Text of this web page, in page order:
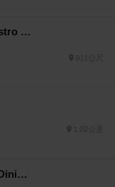
眺吧餐酒館 The Lookout Bistro & Bar
鋼鐵星球餐酒館Iron Planet Dining & Bar